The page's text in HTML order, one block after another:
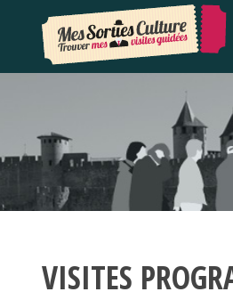
VISITES